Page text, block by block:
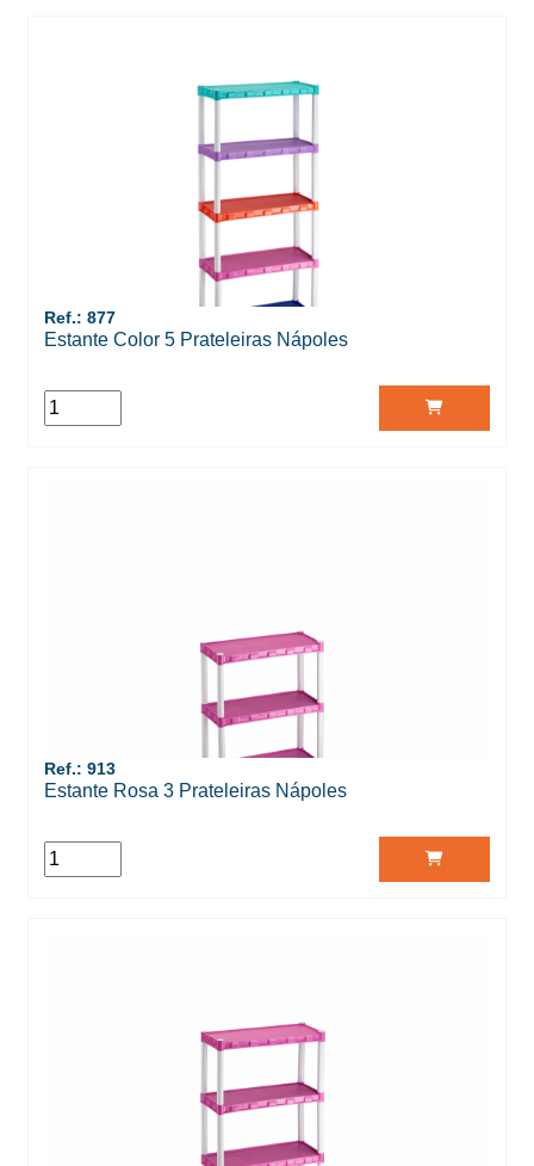
Ref.: 877
Estante Color 5 Prateleiras Nápoles
Ref.: 913
Estante Rosa 3 Prateleiras Nápoles